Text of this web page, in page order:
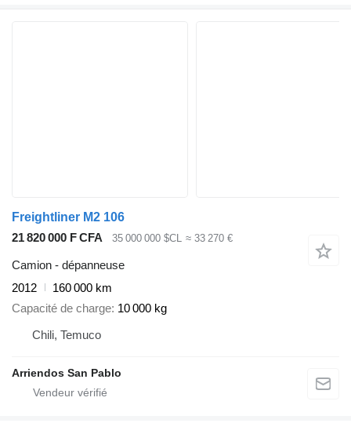
Freightliner M2 106
21 820 000 F CFA
35 000 000 $CL ≈ 33 270 €
Camion - dépanneuse
2012
160 000 km
Capacité de charge 10 000 kg
Chili, Temuco
Arriendos San Pablo